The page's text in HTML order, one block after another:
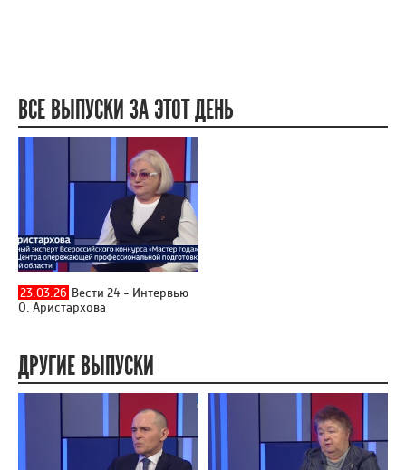
ВСЕ ВЫПУСКИ ЗА ЭТОТ ДЕНЬ
23.03.26 Вести 24 - Интервью
О. Аристархова
ДРУГИЕ ВЫПУСКИ